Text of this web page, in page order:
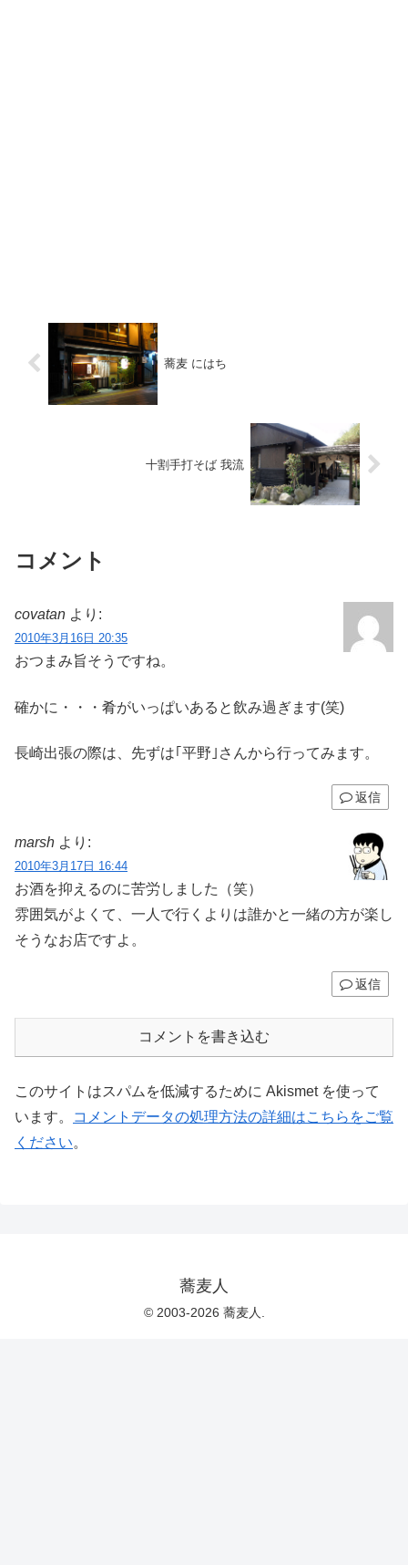
蕎麦 にはち
十割手打そば 我流
コメント
covatan より:
2010年3月16日 20:35
おつまみ旨そうですね。
確かに・・・肴がいっぱいあると飲み過ぎます(笑)
長崎出張の際は、先ずは｢平野｣さんから行ってみます。
返信
marsh より:
2010年3月17日 16:44
お酒を抑えるのに苦労しました（笑）
雰囲気がよくて、一人で行くよりは誰かと一緒の方が楽し
そうなお店ですよ。
返信
コメントを書き込む
このサイトはスパムを低減するために Akismet を使って
います。
コメントデータの処理方法の詳細はこちらをご覧
ください。
蕎麦人
© 2003-2026 蕎麦人.